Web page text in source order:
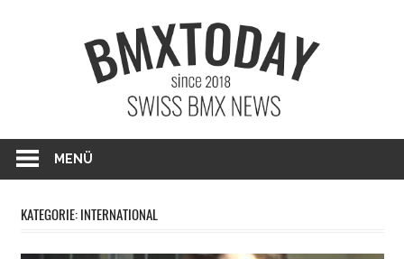
MENÜ
KATEGORIE: INTERNATIONAL